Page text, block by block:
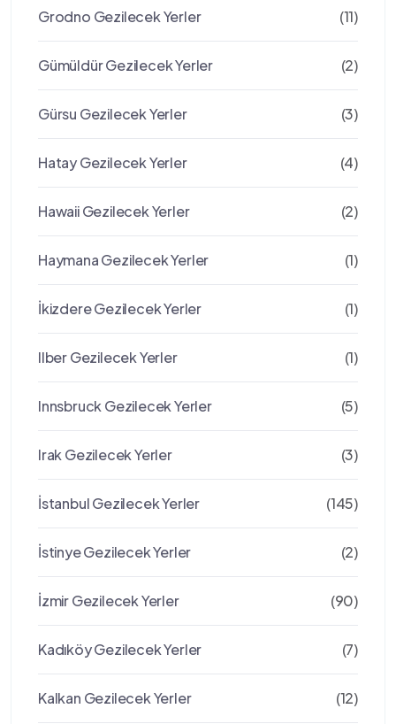
Grodno Gezilecek Yerler (11)
Gümüldür Gezilecek Yerler (2)
Gürsu Gezilecek Yerler (3)
Hatay Gezilecek Yerler (4)
Hawaii Gezilecek Yerler (2)
Haymana Gezilecek Yerler (1)
İkizdere Gezilecek Yerler (1)
Ilber Gezilecek Yerler (1)
Innsbruck Gezilecek Yerler (5)
Irak Gezilecek Yerler (3)
İstanbul Gezilecek Yerler (145)
İstinye Gezilecek Yerler (2)
İzmir Gezilecek Yerler (90)
Kadıköy Gezilecek Yerler (7)
Kalkan Gezilecek Yerler (12)